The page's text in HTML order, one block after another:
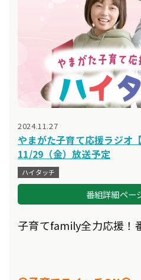
2024.11.27
やまがた子育て応援ラジオ
11/29（金）放送予定
ハイタッチ
番組詳細ペー
子育てfamily全力応援！